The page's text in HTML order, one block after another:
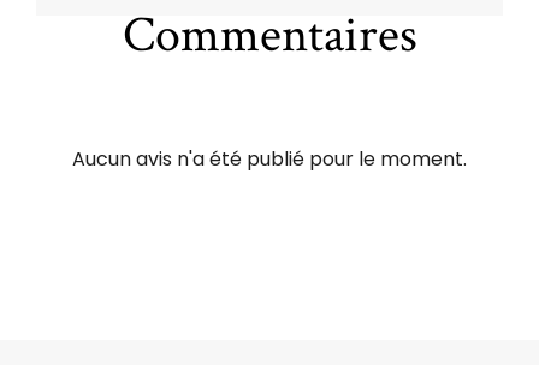
Commentaires
Aucun avis n'a été publié pour le moment.